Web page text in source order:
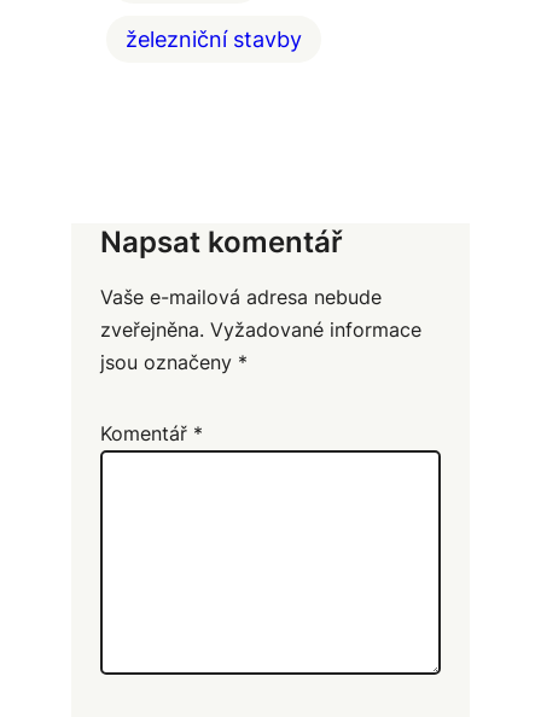
železniční stavby
Napsat komentář
Vaše e-mailová adresa nebude
zveřejněna. Vyžadované informace
jsou označeny *
Komentář *